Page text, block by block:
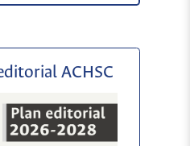
ACHSC